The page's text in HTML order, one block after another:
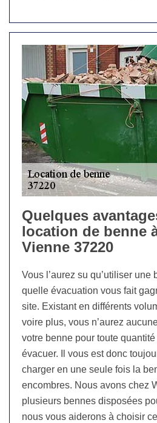
Quelques
location de benne
Vienne 37220
Vous l’aurez su qu’utiliser une
quelle évacuation vous fait
site. Existant en différents
voire plus, vous n’aurez
votre benne pour toute
évacuer. Il vous est donc
charger en une seule fois la
encombres. Nous avons chez
plusieurs bennes disposées
nous vous aiderons à choisir